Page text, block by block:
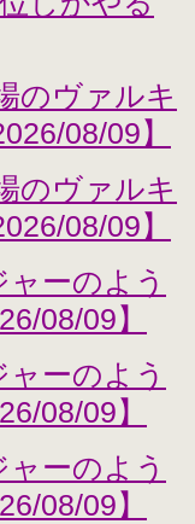
のヴァルキ
08/09】
のヴァルキ
08/09】
ーのよう
08/09】
ーのよう
08/09】
ーのよう
08/09】